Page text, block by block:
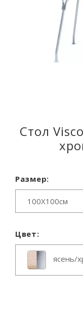
Стол
Размер:
100X100см
Цвет:
ясень/